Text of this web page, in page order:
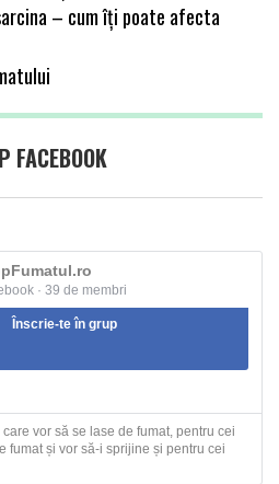
– cum îți poate afecta
FACEBOOK
· 39 de membri
Înscrie-te în grup
vor să se lase de fumat, pentru cei
fumat și vor să-i sprijine și pentru cei